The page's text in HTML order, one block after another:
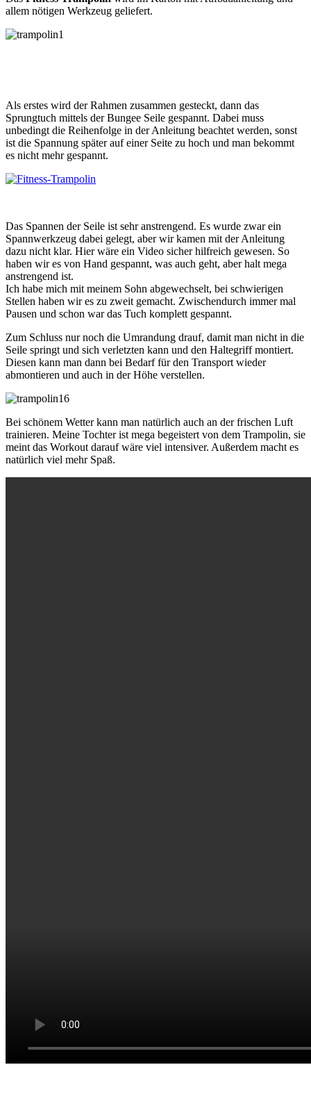
allem nötigen Werkzeug geliefert.
Als erstes wird der Rahmen zusammen gesteckt, dann das
Sprungtuch mittels der Bungee Seile gespannt. Dabei muss
unbedingt die Reihenfolge in der Anleitung beachtet werden, sonst
ist die Spannung später auf einer Seite zu hoch und man bekommt
es nicht mehr gespannt.
Das Spannen der Seile ist sehr anstrengend. Es wurde zwar ein
Spannwerkzeug dabei gelegt, aber wir kamen mit der Anleitung
dazu nicht klar. Hier wäre ein Video sicher hilfreich gewesen. So
haben wir es von Hand gespannt, was auch geht, aber halt mega
anstrengend ist.
Ich habe mich mit meinem Sohn abgewechselt, bei schwierigen
Stellen haben wir es zu zweit gemacht. Zwischendurch immer mal
Pausen und schon war das Tuch komplett gespannt.
Zum Schluss nur noch die Umrandung drauf, damit man nicht in die
Seile springt und sich verletzten kann und den Haltegriff montiert.
Diesen kann man dann bei Bedarf für den Transport wieder
abmontieren und auch in der Höhe verstellen.
Bei schönem Wetter kann man natürlich auch an der frischen Luft
trainieren. Meine Tochter ist mega begeistert von dem Trampolin, sie
meint das Workout darauf wäre viel intensiver. Außerdem macht es
natürlich viel mehr Spaß.